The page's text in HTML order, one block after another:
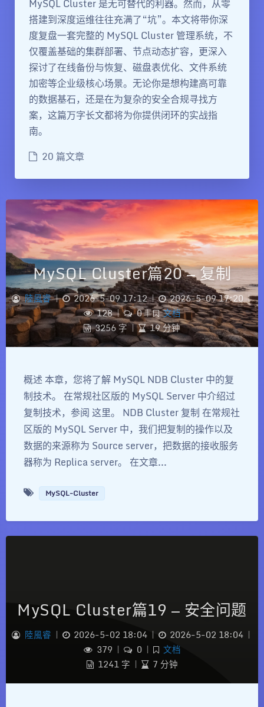
MySQL Cluster 是无可替代的利器。然而，从零
搭建到深度运维往往充满了“坑”。本文将带你深
度复盘一套完整的 MySQL Cluster 管理系统，不
仅覆盖基础的集群部署、节点动态扩容，更深入
探讨了在线备份与恢复、磁盘表优化、文件系统
加密等企业级核心场景。无论你是想构建高可靠
的数据基石，还是在为复杂的安全合规寻找方
案，这篇万字长文都将为你提供闭环的实战指
南。
20 篇文章
MySQL Cluster篇20 — 复制
陸風睿 | 2026-5-09 17:12 | 2026-5-09 17:20 |
128 | 0 |
文档
3256 字 | 19 分钟
概述 本章，您将了解 MySQL NDB Cluster 中的复
制技术。 在常规社区版的 MySQL Server 中介绍过
复制技术，参阅 这里。 NDB Cluster 复制 在常规社
区版的 MySQL Server 中，我们把复制的操作以及
数据的来源称为 Source server，把数据的接收服务
器称为 Replica server。 在文章...
MySQL-Cluster
MySQL Cluster篇19 — 安全问题
陸風睿 | 2026-5-02 18:04 | 2026-5-02 18:04 |
379 | 0 |
文档
1241 字 | 7 分钟